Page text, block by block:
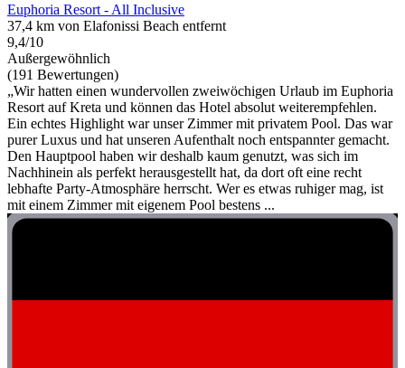
Euphoria Resort - All Inclusive
37,4 km von Elafonissi Beach entfernt
9,4/10
Außergewöhnlich
(191 Bewertungen)
„Wir hatten einen wundervollen zweiwöchigen Urlaub im Euphoria
Resort auf Kreta und können das Hotel absolut weiterempfehlen.
Ein echtes Highlight war unser Zimmer mit privatem Pool. Das war
purer Luxus und hat unseren Aufenthalt noch entspannter gemacht.
Den Hauptpool haben wir deshalb kaum genutzt, was sich im
Nachhinein als perfekt herausgestellt hat, da dort oft eine recht
lebhafte Party-Atmosphäre herrscht. Wer es etwas ruhiger mag, ist
mit einem Zimmer mit eigenem Pool bestens ...